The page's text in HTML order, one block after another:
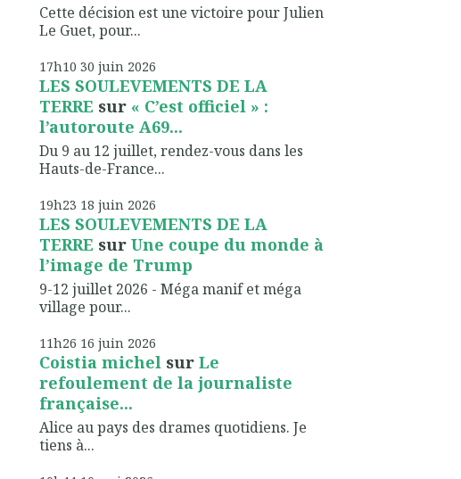
Cette décision est une victoire pour Julien
Le Guet, pour...
17h10 30 juin 2026
LES SOULEVEMENTS DE LA
TERRE sur « C’est officiel » :
l’autoroute A69...
Du 9 au 12 juillet, rendez-vous dans les
Hauts-de-France...
19h23 18 juin 2026
LES SOULEVEMENTS DE LA
TERRE sur Une coupe du monde à
l’image de Trump
9-12 juillet 2026 - Méga manif et méga
village pour...
11h26 16 juin 2026
Coistia michelsur Le
refoulement de la journaliste
française...
Alice au pays des drames quotidiens. Je
tiens à...